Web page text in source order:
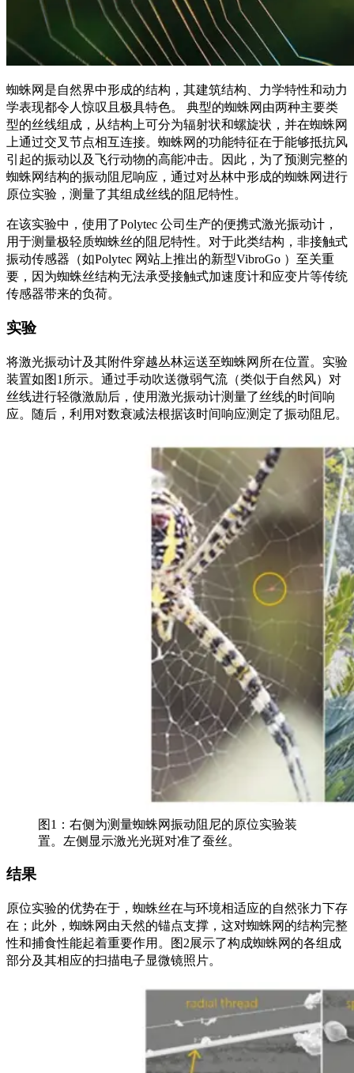
蜘蛛网是自然界中形成的结构，其建筑结构、力学特性和动力
学表现都令人惊叹且极具特色。 典型的蜘蛛网由两种主要类
型的丝线组成，从结构上可分为辐射状和螺旋状，并在蜘蛛网
上通过交叉节点相互连接。蜘蛛网的功能特征在于能够抵抗风
引起的振动以及飞行动物的高能冲击。因此，为了预测完整的
蜘蛛网结构的振动阻尼响应，通过对丛林中形成的蜘蛛网进行
原位实验，测量了其组成丝线的阻尼特性。
在该实验中，使用了Polytec 公司生产的便携式激光振动计，
用于测量极轻质蜘蛛丝的阻尼特性。对于此类结构，非接触式
振动传感器（如Polytec 网站上推出的新型VibroGo ）至关重
要，因为蜘蛛丝结构无法承受接触式加速度计和应变片等传统
传感器带来的负荷。
实验
将激光振动计及其附件穿越丛林运送至蜘蛛网所在位置。实验
装置如图1所示。通过手动吹送微弱气流（类似于自然风）对
丝线进行轻微激励后，使用激光振动计测量了丝线的时间响
应。随后，利用对数衰减法根据该时间响应测定了振动阻尼。
图1：右侧为测量蜘蛛网振动阻尼的原位实验装
置。左侧显示激光光斑对准了蚕丝。
结果
原位实验的优势在于，蜘蛛丝在与环境相适应的自然张力下存
在；此外，蜘蛛网由天然的锚点支撑，这对蜘蛛网的结构完整
性和捕食性能起着重要作用。图2展示了构成蜘蛛网的各组成
部分及其相应的扫描电子显微镜照片。